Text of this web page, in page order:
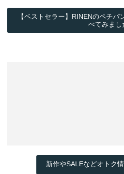
【ベストセラー】RINENのペチ
べてみまし
新作やSALEなどオトク